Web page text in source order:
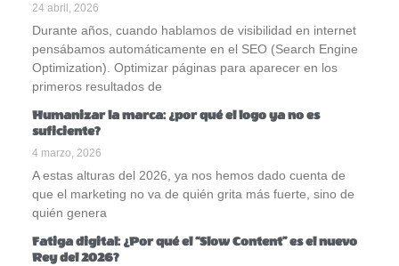
24 abril, 2026
Durante años, cuando hablamos de visibilidad en internet
pensábamos automáticamente en el SEO (Search Engine
Optimization). Optimizar páginas para aparecer en los
primeros resultados de
Humanizar la marca: ¿por qué el logo ya no es
suficiente?
4 marzo, 2026
A estas alturas del 2026, ya nos hemos dado cuenta de
que el marketing no va de quién grita más fuerte, sino de
quién genera
Fatiga digital: ¿Por qué el “Slow Content” es el nuevo
Rey del 2026?